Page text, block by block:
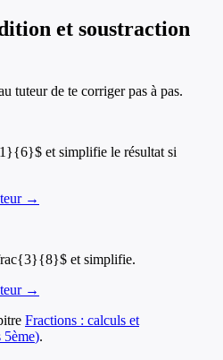
et soustraction
tuteur de te corriger pas à pas.
et simplifie le résultat si
→
et simplifie.
→
Fractions : calculs et
5ème).